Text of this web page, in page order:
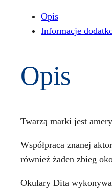
Opis
Informacje
Opis
Twarzą marki jest
Współpraca znanej
również żaden zbieg
Okulary Dita